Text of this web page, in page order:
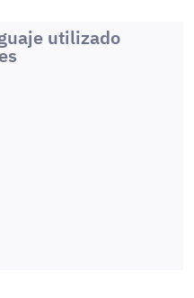
utilizado